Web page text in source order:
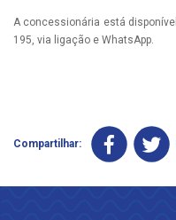
A concessionária está
195, via ligação e WhatsApp.
Compartilhar: